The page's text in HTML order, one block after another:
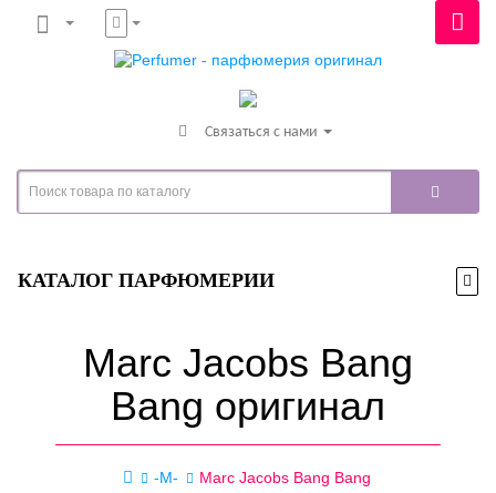
Связаться с нами
КАТАЛОГ ПАРФЮМЕРИИ
Marc Jacobs Bang
Bang оригинал
-M- Marc Jacobs Bang Bang